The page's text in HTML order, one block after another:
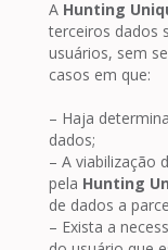
A Hunting
terceiros dados
usuários, sem
casos em que:
– Haja
dados;
– A viabilização
pela Hunting
de dados a
– Exista a